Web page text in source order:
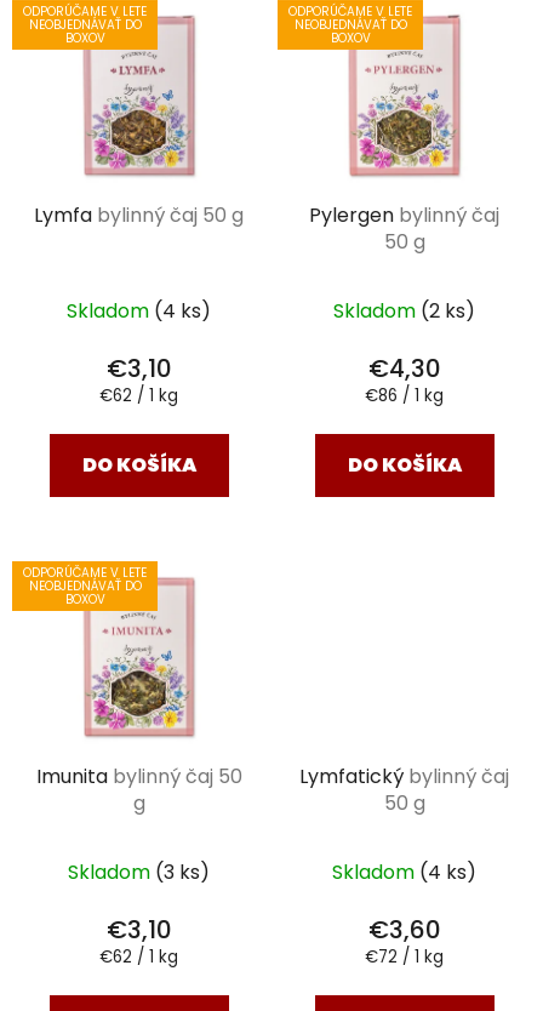
ODPORÚČAME V LETE
NEOBJEDNÁVAŤ DO
BOXOV
Lymfa bylinný čaj 50 g
Skladom (4 ks)
€3,10
Jednotková
€62 / 1 kg
DO KOŠÍKA
ODPORÚČAME V LETE
NEOBJEDNÁVAŤ DO
BOXOV
Pylergen bylinný čaj
50 g
Skladom (2 ks)
€4,30
Jednotková
€86 / 1 kg
DO KOŠÍKA
ODPORÚČAME V LETE
NEOBJEDNÁVAŤ DO
BOXOV
Imunita bylinný čaj 50
g
Skladom (3 ks)
€3,10
Jednotková
€62 / 1 kg
Lymfatický bylinný čaj
50 g
Skladom (4 ks)
€3,60
Jednotková
€72 / 1 kg